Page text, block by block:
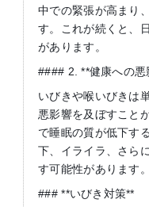
中での緊張が高まり
す。これが続くと、
があります。
#### 2. **健康への悪
いびきや喉いびきは
悪影響を及ぼすこと
で睡眠の質が低下す
下、イライラ、さら
す可能性があります。
### **いびき対策**